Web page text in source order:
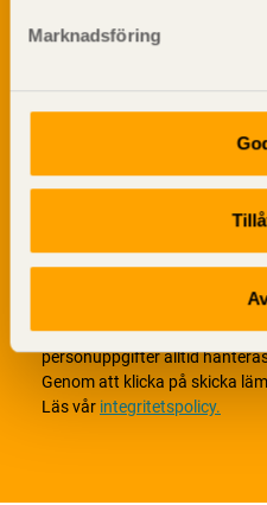
Marknadsföring
Vi värnar om personlig
personuppgifter alltid
Genom att klicka på skicka
Läs vår integritetspolicy.